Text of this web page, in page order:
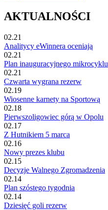
AKTUALNOŚCI
02.21
Analitycy eWinnera oceniają
02.21
Plan inauguracyjnego mikrocyklu
02.21
Czwarta wygrana rezerw
02.19
Wiosenne karnety na Sportową
02.18
Pierwszoligowiec górą w Opolu
02.17
Z Hutnikiem 5 marca
02.16
Nowy prezes klubu
02.15
Decyzje Walnego Zgromadzenia
02.14
Plan szóstego tygodnia
02.14
Dziesięć goli rezerw